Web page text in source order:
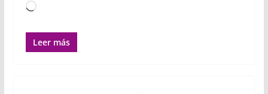
Cargando...
Leer más